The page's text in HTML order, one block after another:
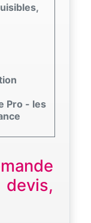
Pro - les
devis,